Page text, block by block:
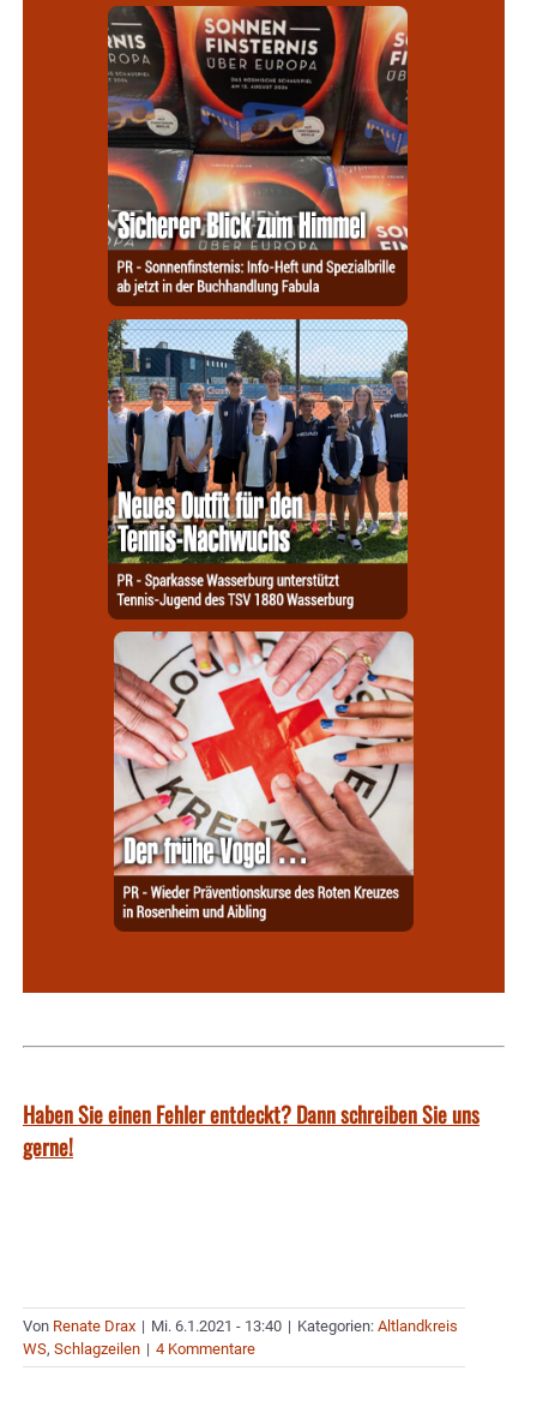
Haben Sie einen Fehler entdeckt? Dann schreiben Sie uns
gerne!
Von Renate Drax | Mi. 6.1.2021 - 13:40 | Kategorien: Altlandkreis
WS, Schlagzeilen | 4 Kommentare